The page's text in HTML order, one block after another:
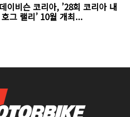
이비슨 코리아, ’28회 코리아 내
그 랠리’ 10월 개최...